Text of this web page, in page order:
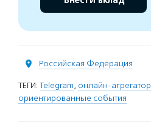
Российская Федерация
ТЕГИ: Telegram, онлайн-агрегатор
ориентированные события